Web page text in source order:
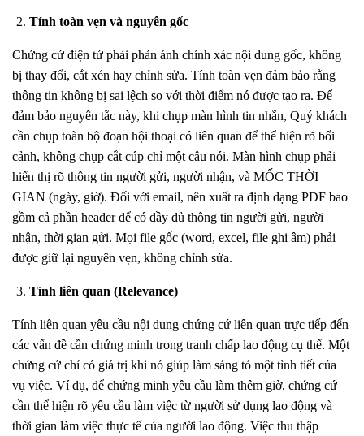
Tính toàn vẹn và nguyên gốc
Chứng cứ điện tử phải phản ánh chính xác nội dung gốc, không
bị thay đổi, cắt xén hay chỉnh sửa. Tính toàn vẹn đảm bảo rằng
thông tin không bị sai lệch so với thời điểm nó được tạo ra. Để
đảm bảo nguyên tắc này, khi chụp màn hình tin nhắn, Quý khách
cần chụp toàn bộ đoạn hội thoại có liên quan để thể hiện rõ bối
cảnh, không chụp cắt cúp chỉ một câu nói. Màn hình chụp phải
hiển thị rõ thông tin người gửi, người nhận, và MỐC THỜI
GIAN (ngày, giờ). Đối với email, nên xuất ra định dạng PDF bao
gồm cả phần header để có đầy đủ thông tin người gửi, người
nhận, thời gian gửi. Mọi file gốc (word, excel, file ghi âm) phải
được giữ lại nguyên vẹn, không chỉnh sửa.
Tính liên quan (Relevance)
Tính liên quan yêu cầu nội dung chứng cứ liên quan trực tiếp đến
các vấn đề cần chứng minh trong tranh chấp lao động cụ thể. Một
chứng cứ chỉ có giá trị khi nó giúp làm sáng tỏ một tình tiết của
vụ việc. Ví dụ, để chứng minh yêu cầu làm thêm giờ, chứng cứ
cần thể hiện rõ yêu cầu làm việc từ người sử dụng lao động và
thời gian làm việc thực tế của người lao động. Việc thu thập